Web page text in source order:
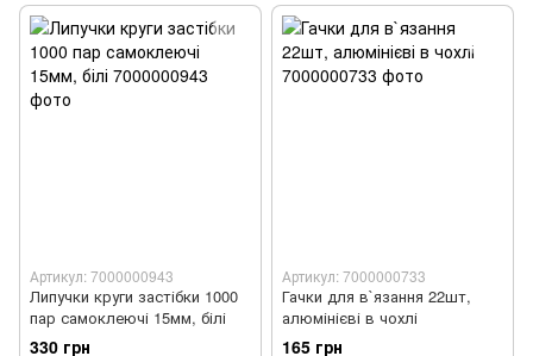
Артикул: 7000000943
Липучки круги застібки 1000
пар самоклеючі 15мм, білі
330 грн
Артикул: 7000000733
Гачки для в`язання 22шт,
алюмінієві в чохлі
165 грн